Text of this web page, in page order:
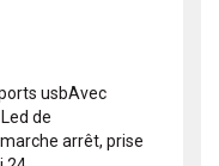
usbAvec
de
arrêt, prise